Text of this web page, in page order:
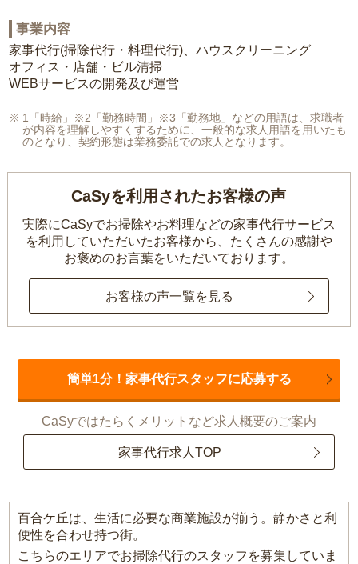
事業内容
家事代行(掃除代行・料理代行)、ハウスクリーニング
オフィス・店舗・ビル清掃
WEBサービスの開発及び運営
1「時給」※2「勤務時間」※3「勤務地」などの用語は、求職者
が内容を理解しやすくするために、一般的な求人用語を用いたも
のとなり、契約形態は業務委託での求人となります。
CaSyを利用されたお客様の声
実際にCaSyでお掃除やお料理などの家事代行サービス
を利用していただいたお客様から、 たくさんの感謝や
お褒めのお言葉をいただいております。
お客様の声一覧を見る
簡単1分！家事代行スタッフに応募する
CaSyではたらくメリットなど求人概要のご案内
家事代行求人TOP
百合ケ丘は、生活に必要な商業施設が揃う。静かさと利
便性を合わせ持つ街。
こちらのエリアでお掃除代行のスタッフを募集していま